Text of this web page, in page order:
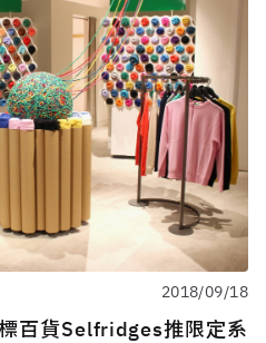
2018/09/18
百貨Selfridges推限定系